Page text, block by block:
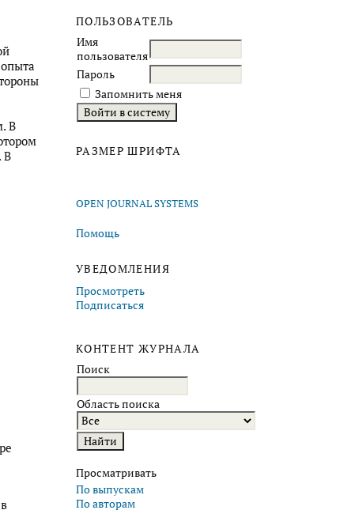
ПОЛЬЗОВАТЕЛЬ
Имя
пользователя
Пароль
Запомнить меня
РАЗМЕР ШРИФТА
OPEN JOURNAL SYSTEMS
Помощь
УВЕДОМЛЕНИЯ
Просмотреть
Подписаться
КОНТЕНТ ЖУРНАЛА
Поиск
Область поиска
Просматривать
По выпускам
По авторам
В
В